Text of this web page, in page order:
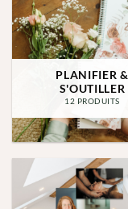
PLANIFIER &
S'OUTILLER
12 PRODUITS